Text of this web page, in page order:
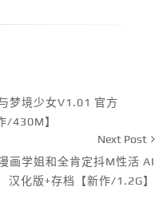
梦境少女V1.01 官方
/430M】
Next Post
画学姐和全肯定抖M性活 AI
汉化版+存档【新作/1.2G】